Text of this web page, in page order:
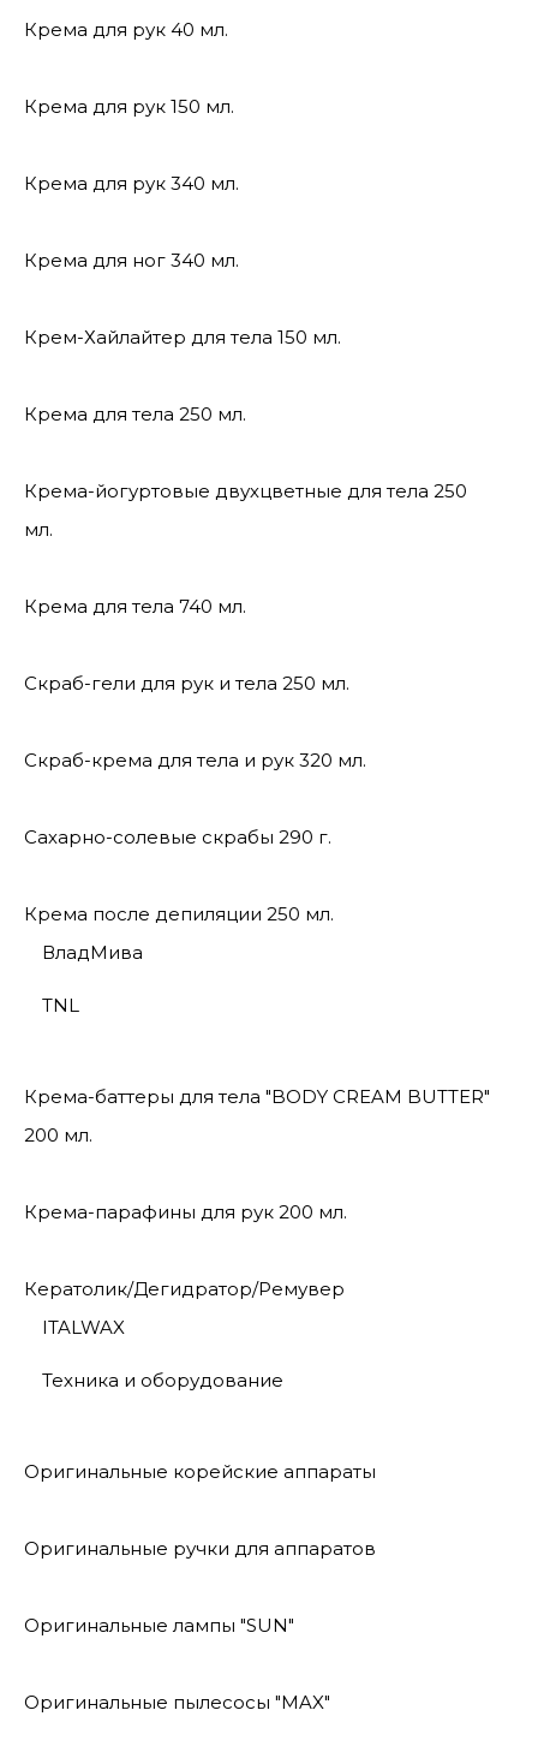
Крема для рук 40 мл.
Крема для рук 150 мл.
Крема для рук 340 мл.
Крема для ног 340 мл.
Крем-Хайлайтер для тела 150 мл.
Крема для тела 250 мл.
Крема-йогуртовые двухцветные для тела 250
мл.
Крема для тела 740 мл.
Скраб-гели для рук и тела 250 мл.
Скраб-крема для тела и рук 320 мл.
Сахарно-солевые скрабы 290 г.
Крема после депиляции 250 мл.
ВладМива
TNL
Крема-баттеры для тела "BODY CREAM BUTTER"
200 мл.
Крема-парафины для рук 200 мл.
Кератолик/Дегидратор/Ремувер
ITALWAX
Техника и оборудование
Оригинальные корейские аппараты
Оригинальные ручки для аппаратов
Оригинальные лампы "SUN"
Оригинальные пылесосы "MAX"